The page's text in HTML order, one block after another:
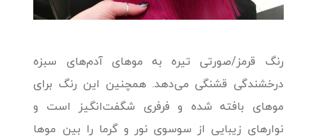
رنگ قرمز/صورتی تیره به موهای آدم‌های سبزه
درخشندگی قشنگی می‌دهد. همچنین این رنگ برای
موهای بافته شده و فرفری شگفت‌انگیز است و
نوارهای زیبایی از سوسوی نور و گرما را بین موها